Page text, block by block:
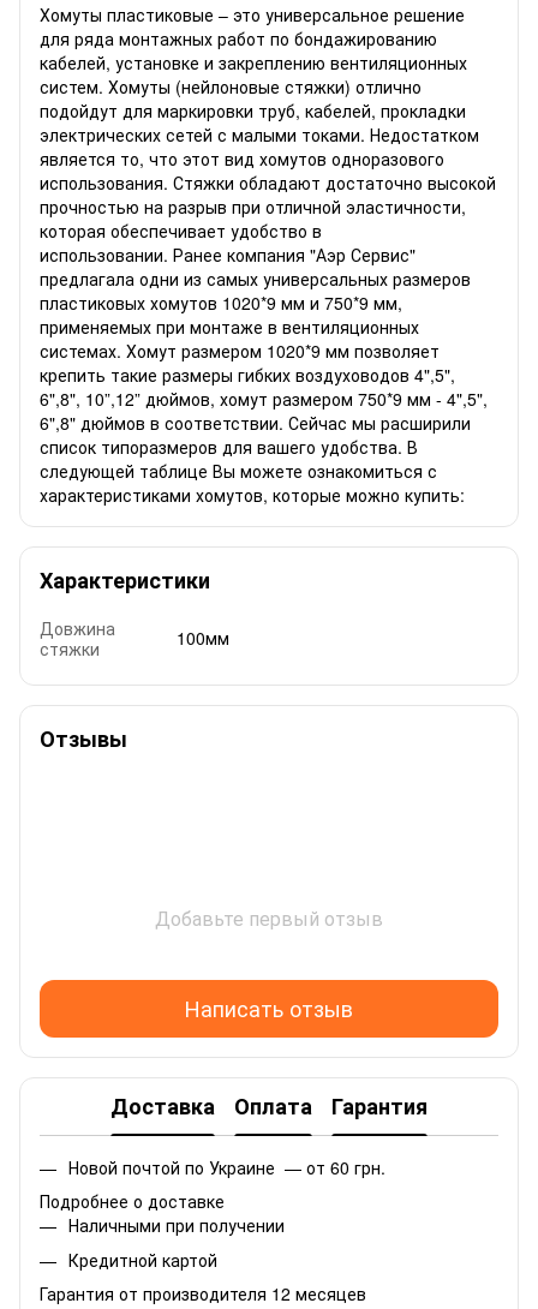
Хомуты пластиковые – это универсальное решение
для ряда монтажных работ по бондажированию
кабелей, установке и закреплению вентиляционных
систем. Хомуты (нейлоновые стяжки) отлично
подойдут для маркировки труб, кабелей, прокладки
электрических сетей с малыми токами. Недостатком
является то, что этот вид хомутов одноразового
использования. Стяжки обладают достаточно высокой
прочностью на разрыв при отличной эластичности,
которая обеспечивает удобство в
использовании. Ранее компания "Аэр Сервис"
предлагала одни из самых универсальных размеров
пластиковых хомутов 1020*9 мм и 750*9 мм,
применяемых при монтаже в вентиляционных
системах. Хомут размером 1020*9 мм позволяет
крепить такие размеры гибких воздуховодов 4",5",
6",8", 10”,12” дюймов, хомут размером 750*9 мм - 4",5",
6",8" дюймов в соответствии. Сейчас мы расширили
список типоразмеров для вашего удобства. В
следующей таблице Вы можете ознакомиться с
характеристиками хомутов, которые можно купить:
Характеристики
Довжина
стяжки
100мм
Отзывы
Добавьте первый отзыв
Написать отзыв
Доставка Оплата Гарантия
Новой почтой по Украине — от 60 грн.
Подробнее о доставке
Наличными при получении
Кредитной картой
Гарантия от производителя 12 месяцев